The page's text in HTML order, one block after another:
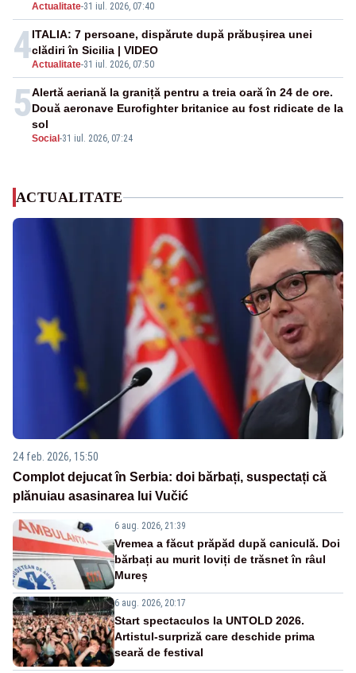
Actualitate-31 iul. 2026, 07:40
4Actualitate-31 iul. 2026, 07:50
ITALIA: 7 persoane, dispărute după prăbușirea unei
clădiri în Sicilia | VIDEO
5
Social -31 iul. 2026, 07:24
Alertă aeriană la graniță pentru a treia oară în 24 de ore.
Două aeronave Eurofighter britanice au fost ridicate de la
sol
ACTUALITATE
24 feb. 2026, 15:50
Complot dejucat în Serbia: doi bărbați, suspectați că
plănuiau asasinarea lui Vučić
6 aug. 2026, 21:39
Vremea a făcut prăpăd după caniculă. Doi
bărbați au murit loviți de trăsnet în râul
Mureș
6 aug. 2026, 20:17
Start spectaculos la UNTOLD 2026.
Artistul-surpriză care deschide prima
seară de festival